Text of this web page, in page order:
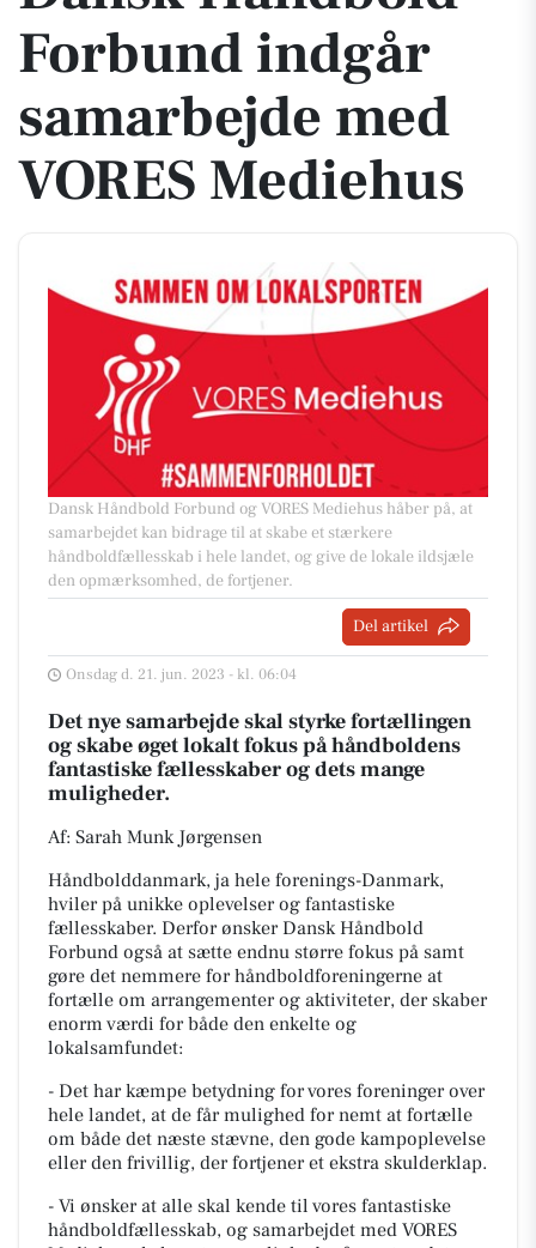
Forbund indgår
samarbejde med
VORES Mediehus
Dansk Håndbold Forbund og VORES Mediehus håber på, at
samarbejdet kan bidrage til at skabe et stærkere
håndboldfællesskab i hele landet, og give de lokale ildsjæle
den opmærksomhed, de fortjener.
Del artikel
Onsdag d. 21. jun. 2023 - kl. 06:04
Det nye samarbejde skal styrke fortællingen
og skabe øget lokalt fokus på håndboldens
fantastiske fællesskaber og dets mange
muligheder.
Af: Sarah Munk Jørgensen
Håndbolddanmark, ja hele forenings-Danmark,
hviler på unikke oplevelser og fantastiske
fællesskaber. Derfor ønsker Dansk Håndbold
Forbund også at sætte endnu større fokus på samt
gøre det nemmere for håndboldforeningerne at
fortælle om arrangementer og aktiviteter, der skaber
enorm værdi for både den enkelte og
lokalsamfundet:
- Det har kæmpe betydning for vores foreninger over
hele landet, at de får mulighed for nemt at fortælle
om både det næste stævne, den gode kampoplevelse
eller den frivillig, der fortjener et ekstra skulderklap.
- Vi ønsker at alle skal kende til vores fantastiske
håndboldfællesskab, og samarbejdet med VORES